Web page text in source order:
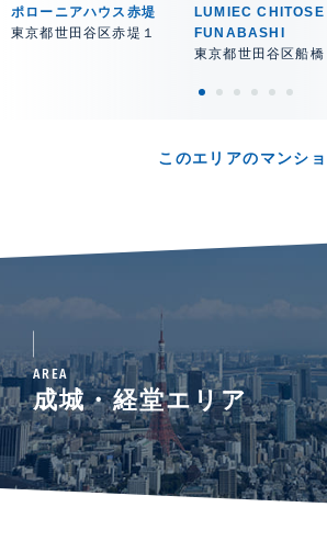
ポローニアハウス赤堤
東京都世田谷区赤堤１
LUMIEC CHITOSE
FUNABASHI
東京都世田谷区船橋
このエリアのマンシ
AREA
成城・経堂エリア